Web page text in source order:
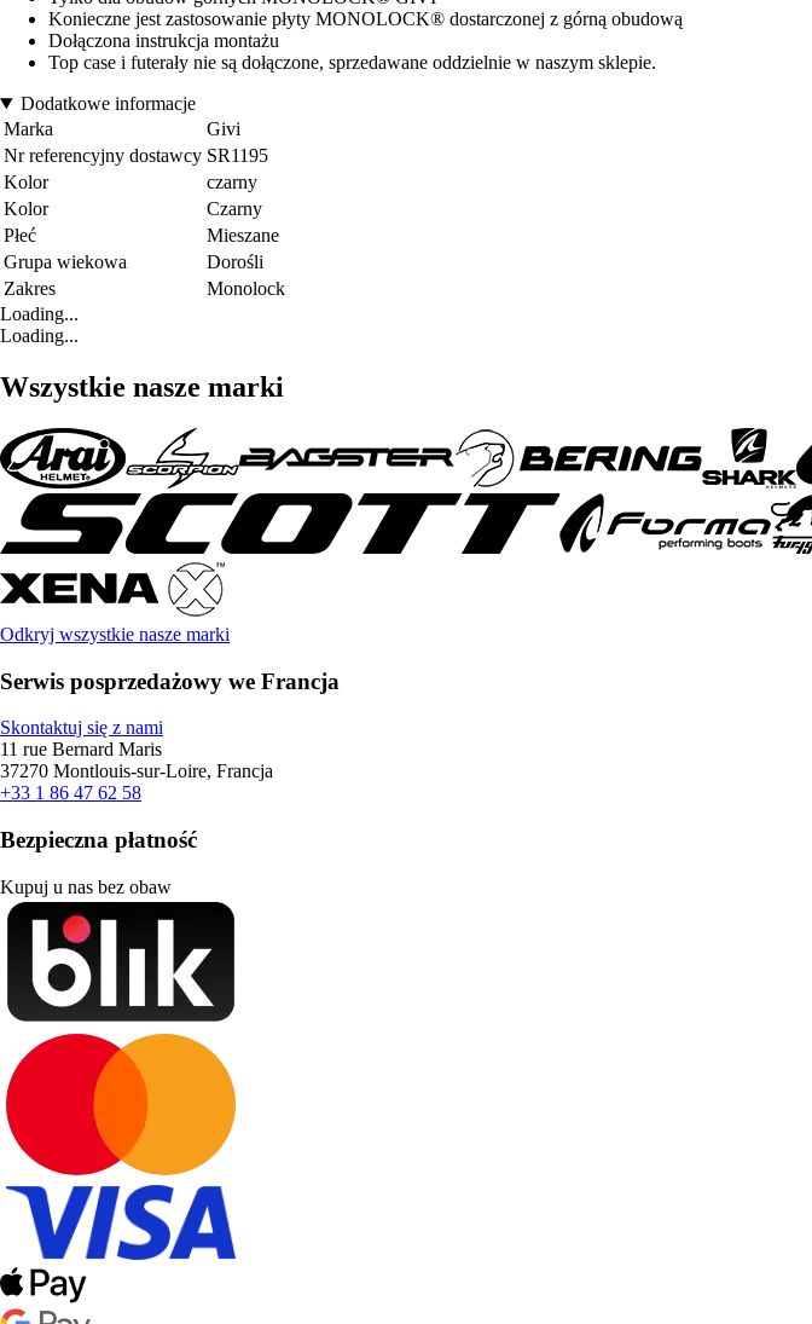
Konieczne jest zastosowanie płyty MONOLOCK® dostarczonej z górną obudową
Dołączona instrukcja montażu
Top case i futerały nie są dołączone, sprzedawane oddzielnie w naszym sklepie.
Dodatkowe informacje
Marka
Givi
Nr referencyjny dostawcy SR1195
Kolor
czarny
Kolor
Czarny
Płeć
Mieszane
Grupa wiekowa
Dorośli
Zakres
Monolock
Loading...
Loading...
Wszystkie nasze marki
Odkryj wszystkie nasze marki
Serwis posprzedażowy we Francja
Skontaktuj się z nami
11 rue Bernard Maris
37270 Montlouis-sur-Loire, Francja
+33 1 86 47 62 58
Bezpieczna płatność
Kupuj u nas bez obaw